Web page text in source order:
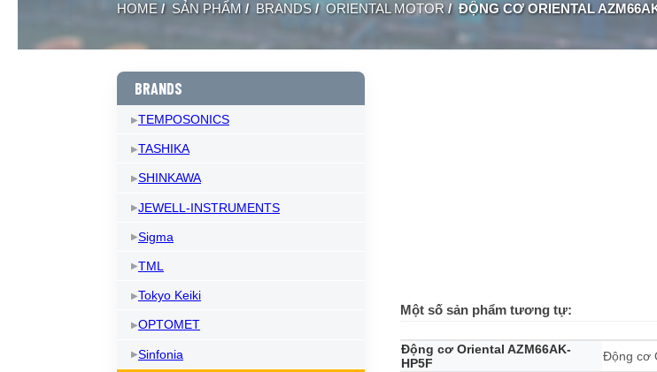
HOME / SẢN PHẨM / BRANDS / ORIENTAL MOTOR / ĐỘNG CƠ ORIENTAL
BRANDS
TEMPOSONICS
TASHIKA
SHINKAWA
JEWELL-INSTRUMENTS
Sigma
TML
Tokyo Keiki
OPTOMET
Sinfonia
Một số sản phẩm tương tự:
Động cơ Oriental AZM66AK-
HP5F
Động cơ